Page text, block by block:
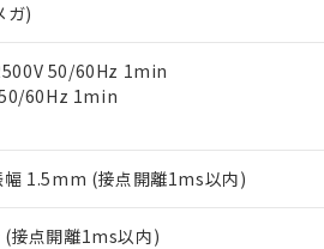
ガ)
50/60Hz 1min
60Hz 1min
1.5mm (接点開離1ms以内)
(接点開離1ms以内)
用者とは、"個人情報の共同利用に関
ます。
ダウンロードすることができます。
質）の非含有証明書
（当社基準）
点で非含有を証明するもので、過去に
タル酸エステル類４物質の対応では
欄に対応日を記載しておりました。
。